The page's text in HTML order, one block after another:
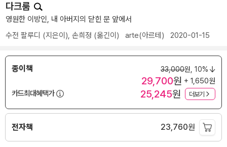
다크룸
영원한 이방인, 내 아버지의 닫힌 문 앞에서
수전 팔루디 (지은이), 손희정 (옮긴이) arte(아르테) 2020-01-15
종이책 33,000원, 10%
29,700원 + 1,650원
카드최대혜택가
25,245원 더보기
전자책 23,760원